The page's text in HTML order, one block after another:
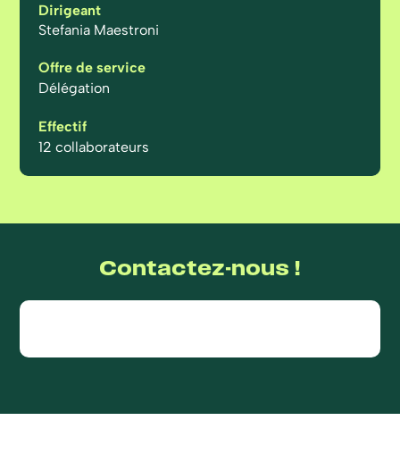
Dirigeant
Stefania Maestroni
Offre de service
Délégation
Effectif
12 collaborateurs
Contactez-nous !